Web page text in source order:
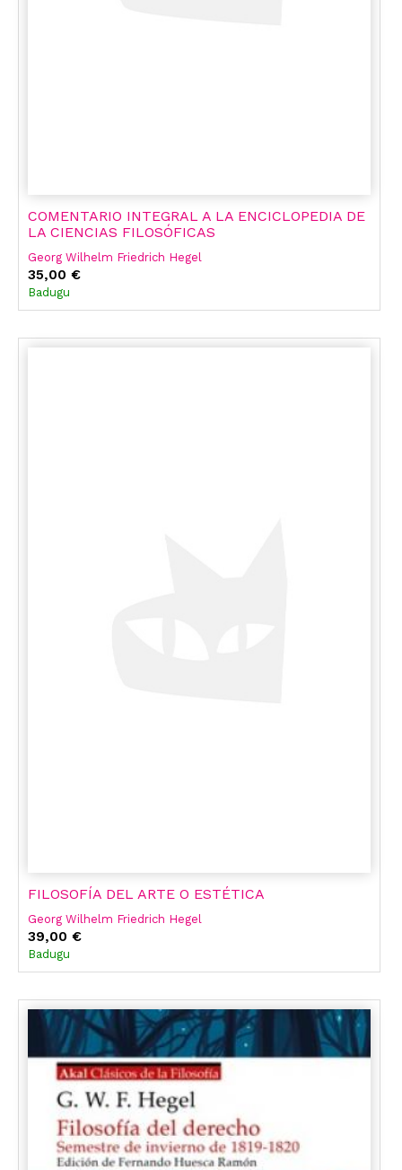
COMENTARIO INTEGRAL A LA ENCICLOPEDIA DE
LA CIENCIAS FILOSÓFICAS
Georg Wilhelm Friedrich Hegel
35,00 €
Badugu
FILOSOFÍA DEL ARTE O ESTÉTICA
Georg Wilhelm Friedrich Hegel
39,00 €
Badugu